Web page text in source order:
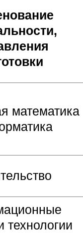
математика
технологии